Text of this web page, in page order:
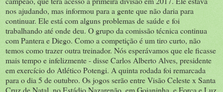
nos ajudando, mas informou para a gente que não daria para
continuar. Ele está com alguns problemas de saúde e foi
trabalhando até onde deu. O grupo da comissão técnica continua
com Pantera e Diego. Como a competição é um tiro curto, não
temos como trazer outra treinador. Nós esperávamos que ele ficasse
mais tempo e infelizmente - disse Carlos Alberto Alves, presidente
em exercício do Atlético Potengi. A quinta rodada foi remarcada
para o dia 5 de outubro. Os jogos serão entre Visão Celeste x Santa
Cruz de Natal, no Estádio Nazarenão, em Goianinha, e Força e Luz